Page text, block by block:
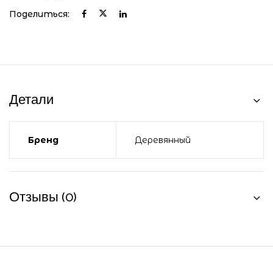
Поделиться:
Детали
Бренд Деревянный
Отзывы (0)